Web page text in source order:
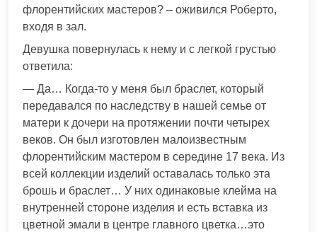
флорентийских мастеров? – оживился Роберто,
входя в зал.
Девушка повернулась к нему и с легкой грустью
ответила:
— Да… Когда-то у меня был браслет, который
передавался по наследству в нашей семье от
матери к дочери на протяжении почти четырех
веков. Он был изготовлен малоизвестным
флорентийским мастером в середине 17 века. Из
всей коллекции изделий оставалась только эта
брошь и браслет… У них одинаковые клейма на
внутренней стороне изделия и есть вставка из
цветной эмали в центре главного цветка…это